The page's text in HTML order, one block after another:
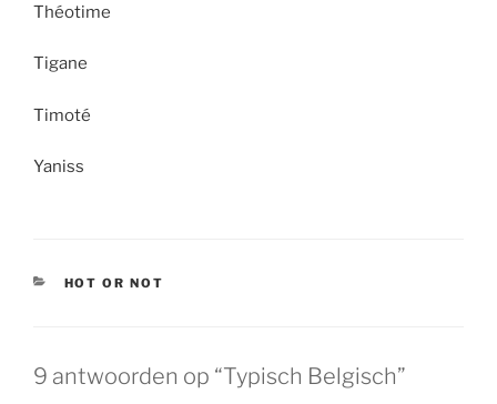
Théotime
Tigane
Timoté
Yaniss
CATEGORIEËN
HOT OR NOT
9 antwoorden op “Typisch Belgisch”